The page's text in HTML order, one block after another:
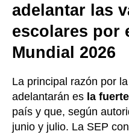
adelantar las
escolares por
Mundial 2026
La principal razón por
adelantarán es la
país y que, según
junio y julio. La SEP